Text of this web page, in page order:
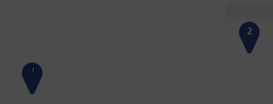
1
2